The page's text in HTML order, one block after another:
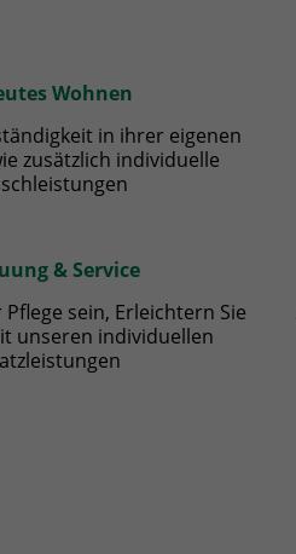
Wohnen
in ihrer eigenen
zusätzlich individuelle
& Service
sein, Erleichtern Sie
unseren individuellen